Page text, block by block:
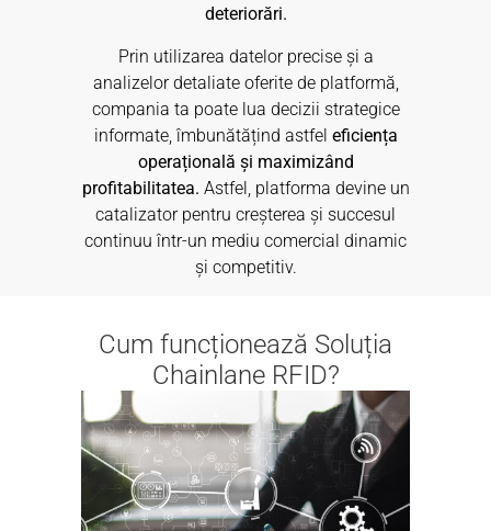
deteriorări.
Prin utilizarea datelor precise și a
analizelor detaliate oferite de platformă,
compania ta poate lua decizii strategice
informate, îmbunătățind astfel eficiența
operațională și maximizând
profitabilitatea. Astfel, platforma devine un
catalizator pentru creșterea și succesul
continuu într-un mediu comercial dinamic
și competitiv.
Cum funcționează Soluția
Chainlane RFID?